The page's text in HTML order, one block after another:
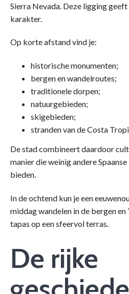
Sierra Nevada. Deze ligging
karakter.
Op korte afstand vind je:
historische monumenten;
bergen en wandelroutes;
traditionele dorpen;
natuurgebieden;
skigebieden;
stranden van de Costa
De stad combineert daardoor
manier die weinig andere
bieden.
In de ochtend kun je een
middag wandelen in de bergen en
tapas op een sfeervol terras.
De rijke